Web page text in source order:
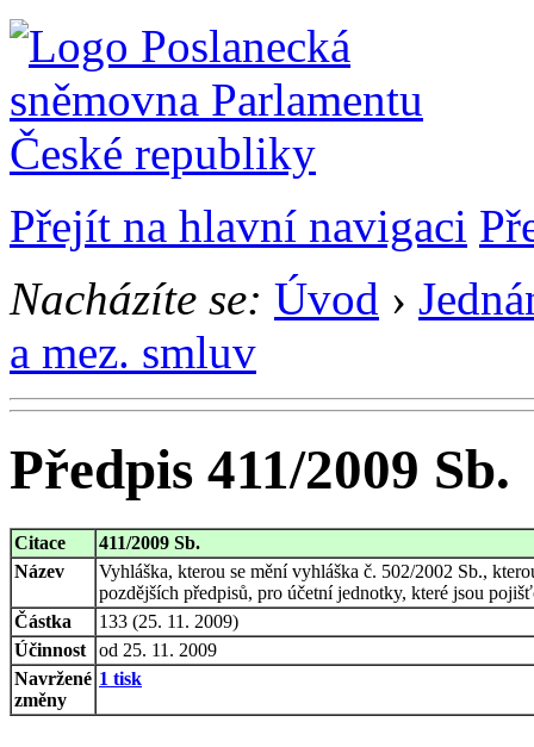
Přejít na hlavní navigaci
Nacházíte se: Úvod ›
a mez. smluv
Předpis 411/2009 Sb.
Citace
411/2009 Sb.
Název
Vyhláška, kterou se mění vyhláška č. 502/2002 Sb.,
pozdějších předpisů, pro účetní jednotky, které jsou
Částka
133 (25. 11. 2009)
Účinnost
od 25. 11. 2009
Navržené
změny
1 tisk